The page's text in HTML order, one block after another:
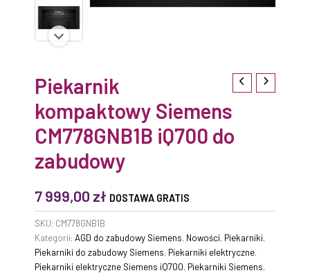
Piekarnik
kompaktowy Siemens
CM778GNB1B iQ700 do
zabudowy
7 999,00 zł DOSTAWA GRATIS
SKU: CM778GNB1B
Kategorii: AGD do zabudowy Siemens, Nowości, Piekarniki,
Piekarniki do zabudowy Siemens, Piekarniki elektryczne,
Piekarniki elektryczne Siemens iQ700, Piekarniki Siemens,